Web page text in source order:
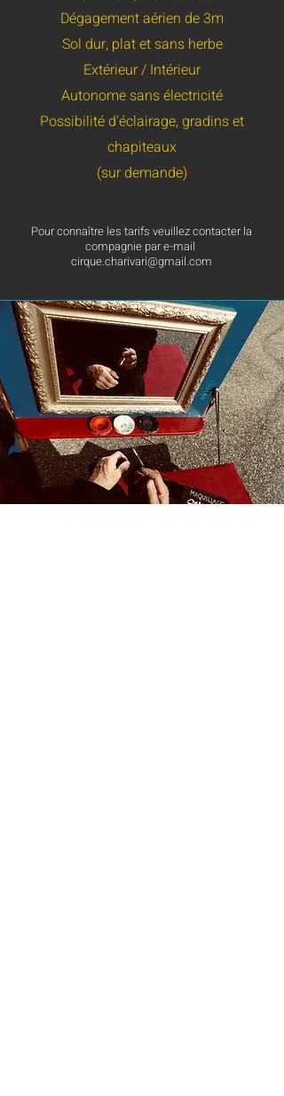
Dégagement aérien de 3m
Sol dur, plat et sans herbe
Extérieur / Intérieur
Autonome sans électricité
Possibilité d'éclairage, gradins et
chapiteaux
(sur demande)
Pour connaître les tarifs veuillez contacter la
compagnie par e-mail
cirque.charivari@gmail.com